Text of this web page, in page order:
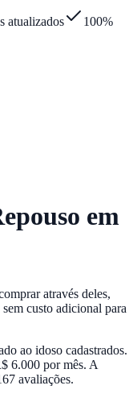
atualizados
100%
em
através deles,
custo adicional para
ao idoso cadastrados.
6.000 por mês. A
avaliações.